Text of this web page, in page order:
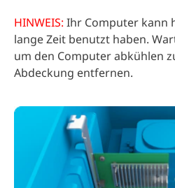
HINWEIS: Ihr Computer kann
lange Zeit benutzt haben.
um den Computer abkühlen
Abdeckung entfernen.